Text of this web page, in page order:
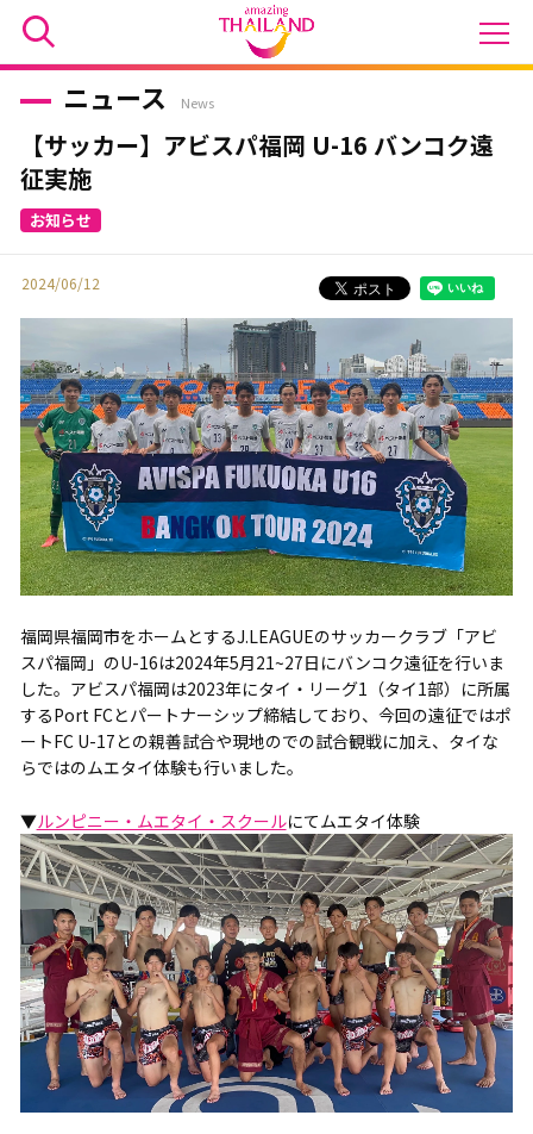
ニュース News
【サッカー】アビスパ福岡 U-16 バンコク遠
征実施
2024/06/12
福岡県福岡市をホームとするJ.LEAGUEのサッカークラブ「アビ
スパ福岡」のU-16は2024年5月21~27日にバンコク遠征を行いま
した。アビスパ福岡は2023年にタイ・リーグ1（タイ1部）に所属
するPort FCとパートナーシップ締結しており、今回の遠征ではポ
ートFC U-17との親善試合や現地のでの試合観戦に加え、タイな
らではのムエタイ体験も行いました。
▼ルンピニー・ムエタイ・スクールにてムエタイ体験